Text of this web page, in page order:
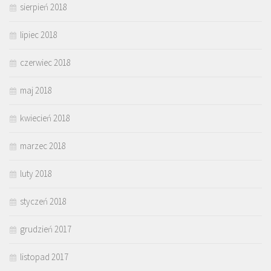
sierpień 2018
lipiec 2018
czerwiec 2018
maj 2018
kwiecień 2018
marzec 2018
luty 2018
styczeń 2018
grudzień 2017
listopad 2017